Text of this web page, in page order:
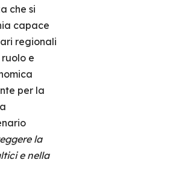
che si
capace
regionali
e
per la
la
e nella